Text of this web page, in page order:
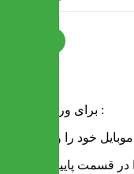
برای ورود به سایت :